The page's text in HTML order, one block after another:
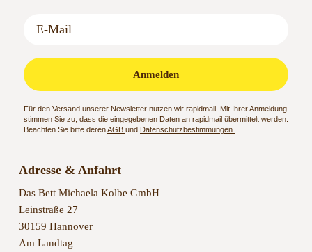
Anmelden
Für den Versand unserer Newsletter nutzen wir rapidmail. Mit Ihrer Anmeldung
stimmen Sie zu, dass die eingegebenen Daten an rapidmail übermittelt werden.
Beachten Sie bitte derenAGB und Datenschutzbestimmungen
Adresse & Anfahrt
Das Bett Michaela Kolbe GmbH
Leinstraße 27
30159 Hannover
Am Landtag